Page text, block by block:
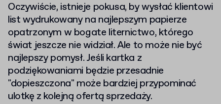
Oczywiście, istnieje pokusa, by wysłać klientowi
list wydrukowany na najlepszym papierze
opatrzonym w bogate liternictwo, którego
świat jeszcze nie widział. Ale to może nie być
najlepszy pomysł. Jeśli kartka z
podziękowaniami będzie przesadnie
"dopieszczona" może bardziej przypominać
ulotkę z kolejną ofertą sprzedaży.